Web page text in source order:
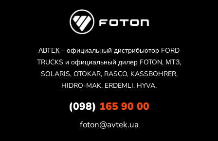
АВТЕК – официальный дистрибьютор FORD
TRUCKS и официальный дилер FOTON, МТЗ,
SOLARIS, OTOKAR, RASCO, KASSBOHRER,
HIDRO-MAK, ERDEMLI, HYVA.
(098) 165 90 00
foton@avtek.ua